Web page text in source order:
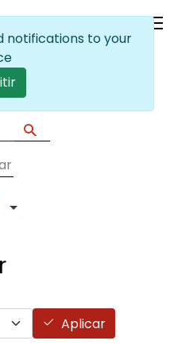
account
Lista de ações adicionais
Aplicar
notifications to your